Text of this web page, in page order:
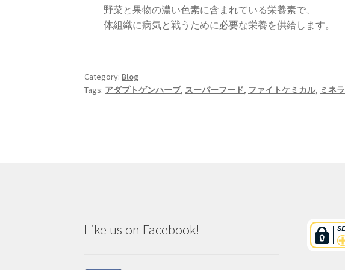
野菜と果物の濃い色素に含まれている栄養素で、
体組織に病気と戦うために必要な栄養を供給します。
Category: Blog
Tags: アダプトゲンハーブ, スーパーフード, ファイトケミカル, ミネ
Like us on Facebook!